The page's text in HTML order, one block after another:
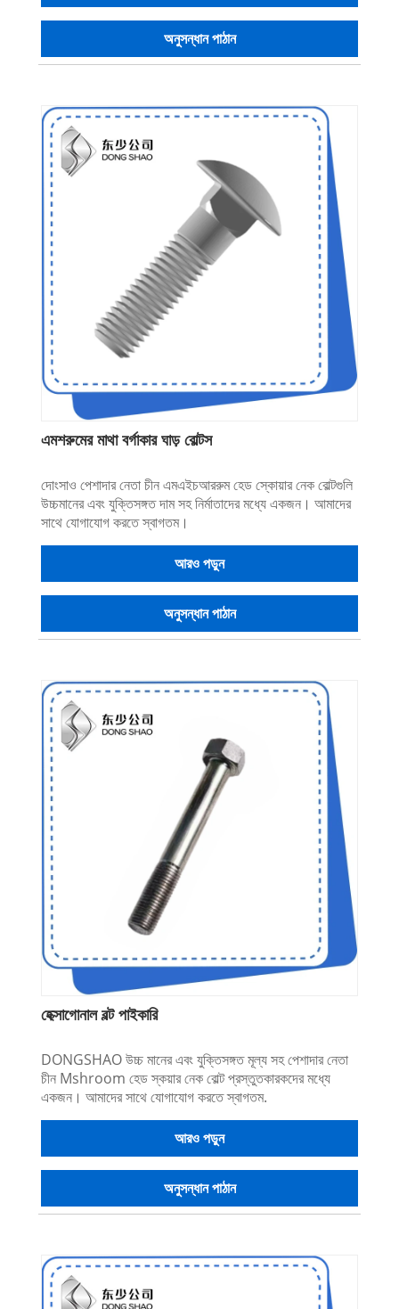
অনুসন্ধান পাঠান
এমশরুমের মাথা বর্গাকার ঘাড় বোল্টস
দোংসাও পেশাদার নেতা চীন এমএইচআররুম হেড স্কোয়ার নেক বোল্টগুলি
উচ্চমানের এবং যুক্তিসঙ্গত দাম সহ নির্মাতাদের মধ্যে একজন। আমাদের
সাথে যোগাযোগ করতে স্বাগতম।
আরও পড়ুন
অনুসন্ধান পাঠান
হেক্সাগোনাল বল্ট পাইকারি
DONGSHAO উচ্চ মানের এবং যুক্তিসঙ্গত মূল্য সহ পেশাদার নেতা
চীন Mshroom হেড স্কয়ার নেক বোল্ট প্রস্তুতকারকদের মধ্যে
একজন। আমাদের সাথে যোগাযোগ করতে স্বাগতম.
আরও পড়ুন
অনুসন্ধান পাঠান